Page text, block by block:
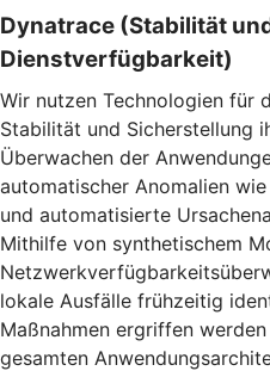
Dynatrace (Stabilität
Dienstverfügbarkeit)
Wir nutzen Technologien für
Stabilität und Sicherstellung
Überwachen der
automatischer Anomalien
und automatisierte
Mithilfe von synthetischem
lokale Ausfälle frühzeitig
Maßnahmen ergriffen
gesamten